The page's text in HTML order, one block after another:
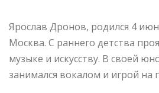
Ярослав Дронов, родился 4
Москва. С раннего детства
музыке и искусству. В своей
занимался вокалом и игрой на